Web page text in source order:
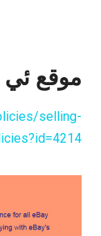
موقع ئي
selling-